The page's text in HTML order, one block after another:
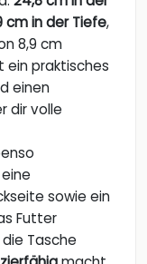
cm in der Tiefe,
8,9 cm
ein praktisches
einen
dir volle
sowie ein
Futter
Tasche